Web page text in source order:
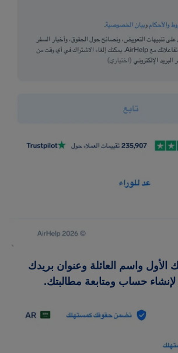
الأول واسم العائلة وعنوان بريدك
لإنشاء حساب ومتابعة مطالبتك.